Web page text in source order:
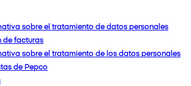
sobre el tratamiento de datos personales
de facturas
sobre el tratamiento de los datos personales
de Pepco